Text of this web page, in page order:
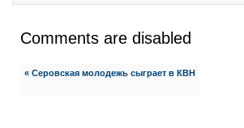
Comments are disabled
« Серовская молодежь сыграет в КВН